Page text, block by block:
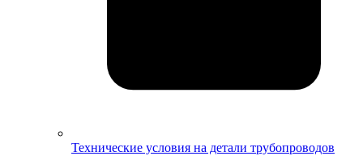
Технические условия на детали трубопроводов